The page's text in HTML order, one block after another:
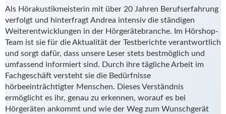
Als Hörakustikmeisterin mit über 20 Jahren Berufserfahrung
verfolgt und hinterfragt Andrea intensiv die ständigen
Weiterentwicklungen in der Hörgerätebranche. Im Hörshop-
Team ist sie für die Aktualität der Testberichte verantwortlich
und sorgt dafür, dass unsere Leser stets bestmöglich und
umfassend informiert sind. Durch ihre tägliche Arbeit im
Fachgeschäft versteht sie die Bedürfnisse
hörbeeinträchtigter Menschen. Dieses Verständnis
ermöglicht es ihr, genau zu erkennen, worauf es bei
Hörgeräten ankommt und wie der Weg zum Wunschgerät